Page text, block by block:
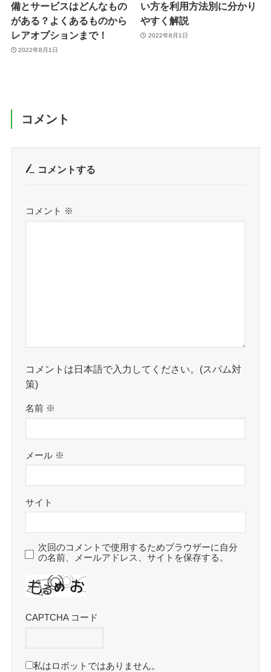
備とサービスはどんなもの
がある？よくあるものから
レアオプションまで！
2022年8月1日
い方を利用方法別に分かり
やすく解説
2022年8月1日
コメント
コメントする
コメント ※
コメントは日本語で入力してください。(スパム対
策)
名前 ※
メール ※
サイト
次回のコメントで使用するためブラウザーに自分
の名前、メールアドレス、サイトを保存する。
CAPTCHA コード
私はロボットではありません。